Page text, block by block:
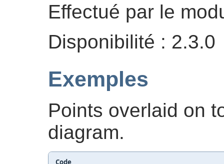
Effectué par le
Disponibilité : 2.3.0
Exemples
Points overlaid on
diagram.
Code